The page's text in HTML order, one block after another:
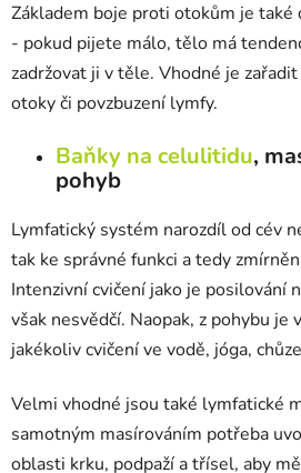
Základem boje proti otokům je
- pokud pijete málo, tělo má
zadržovat ji v těle. Vhodné je
otoky či povzbuzení lymfy.
Baňky na celulitidu,
pohyb
Lymfatický systém narozdíl od cév
tak ke správné funkci a tedy
Intenzivní cvičení jako je posilování
však nesvědčí. Naopak, z pohybu je
jakékoliv cvičení ve vodě, jóga,
Velmi vhodné jsou také lymfatické
samotným masírováním potřeba
oblasti krku, podpaží a třísel, aby